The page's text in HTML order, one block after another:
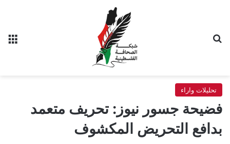
تحليلات واراء
فضيحة جسور نيوز: تحريف متعمد
بدافع التحريض المكشوف